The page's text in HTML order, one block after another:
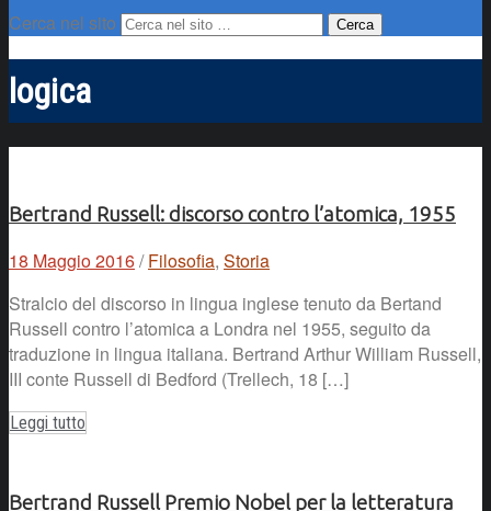
Cerca nel sito
logica
Bertrand Russell: discorso contro l’atomica, 1955
18 Maggio 2016/ Filosofia, Storia
Stralcio del discorso in lingua inglese tenuto da Bertand
Russell contro l’atomica a Londra nel 1955, seguito da
traduzione in lingua italiana. Bertrand Arthur William Russell,
III conte Russell di Bedford (Trellech, 18 […]
Leggi tutto
Bertrand Russell Premio Nobel per la letteratura